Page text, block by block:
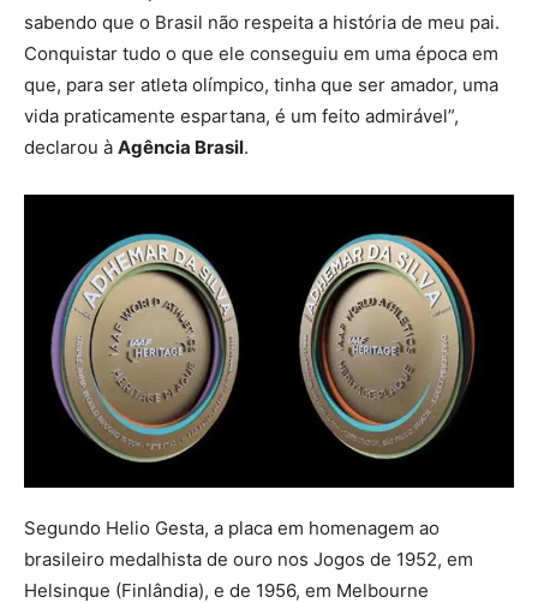
sabendo que o Brasil não respeita a história de meu pai.
Conquistar tudo o que ele conseguiu em uma época em
que, para ser atleta olímpico, tinha que ser amador, uma
vida praticamente espartana, é um feito admirável”,
declarou à Agência Brasil.
Segundo Helio Gesta, a placa em homenagem ao
brasileiro medalhista de ouro nos Jogos de 1952, em
Helsinque (Finlândia), e de 1956, em Melbourne